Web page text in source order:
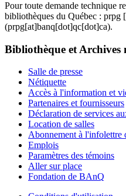
Pour toute demande technique
bibliothèques du Québec : prpg
(prpg[at]banq[dot]qc[dot]ca).
Bibliothèque et Archives
Salle de presse
Nétiquette
Accès à l'information et
Partenaires et fournisseurs
Déclaration de services
Location de salles
Abonnement à l'infolettre
Emplois
Paramètres des témoins
Aller sur place
Fondation de BAnQ